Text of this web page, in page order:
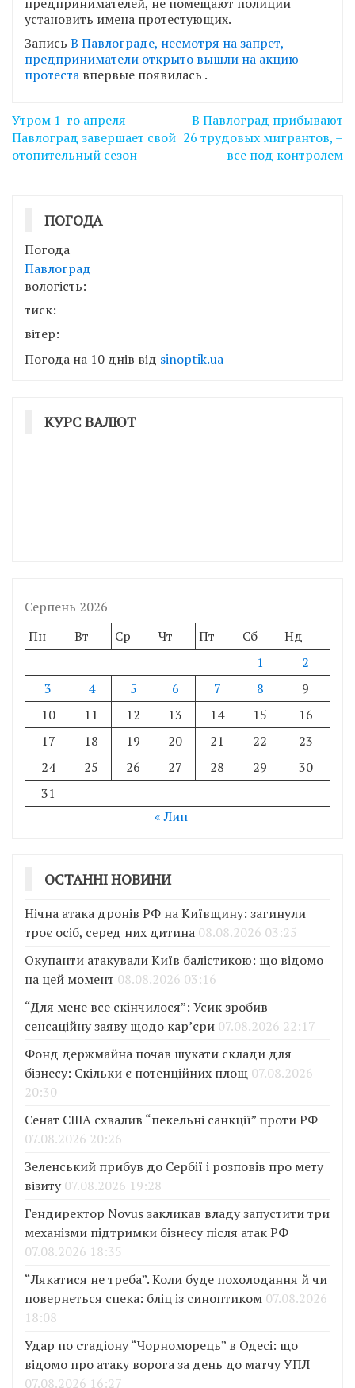
установить имена протестующих.
Запись В Павлограде, несмотря на запрет,
предприниматели открыто вышли на акцию
протеста впервые появилась .
Навігація
записів
Утром 1-го апреля
Павлоград завершает свой
отопительный сезон
В Павлоград прибывают
26 трудовых мигрантов, –
все под контролем
ПОГОДА
Погода
Павлоград
вологість:
тиск:
вітер:
Погода на 10 днів від sinoptik.ua
КУРС ВАЛЮТ
Серпень 2026
Пн
Вт Ср Чт Пт Сб
Нд
1
2
3
4 5 6 7 8
9
10
11 12 13 14 15
16
17
18 19 20 21 22
23
24
25 26 27 28 29
30
31
« Лип
ОСТАННІ НОВИНИ
Нічна атака дронів РФ на Київщину: загинули
троє осіб, серед них дитина 08.08.2026 03:25
Окупанти атакували Київ балістикою: що відомо
на цей момент 08.08.2026 03:16
“Для мене все скінчилося”: Усик зробив
сенсаційну заяву щодо кар’єри 07.08.2026 22:17
Фонд держмайна почав шукати склади для
бізнесу: Скільки є потенційних площ 07.08.2026
20:30
Сенат США схвалив “пекельні санкції” проти РФ
07.08.2026 20:26
Зеленський прибув до Сербії і розповів про мету
візиту 07.08.2026 19:28
Гендиректор Novus закликав владу запустити три
механізми підтримки бізнесу після атак РФ
07.08.2026 18:35
“Лякатися не треба”. Коли буде похолодання й чи
повернеться спека: бліц із синоптиком 07.08.2026
18:08
Удар по стадіону “Чорноморець” в Одесі: що
відомо про атаку ворога за день до матчу УПЛ
07.08.2026 16:27